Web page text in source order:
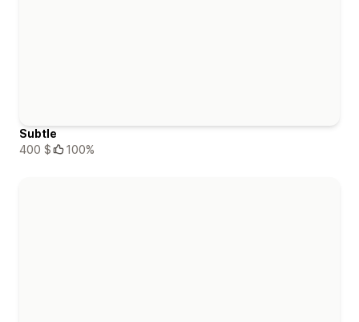
Subtle
400 $
100%